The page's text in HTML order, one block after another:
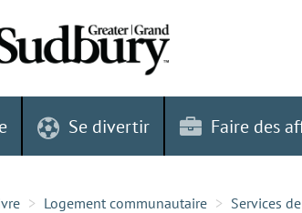
Se divertir Faire des
Logement communautaire Services